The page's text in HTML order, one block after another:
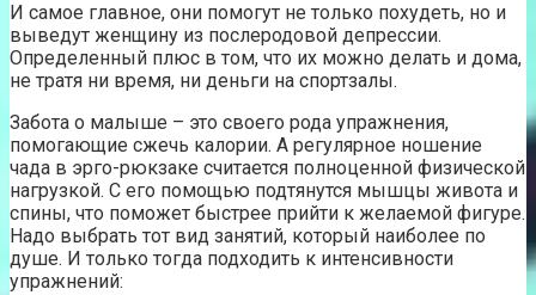
И самое главное, они помогут не только похудеть, но и
выведут женщину из послеродовой депрессии.
Определенный плюс в том, что их можно делать и дома,
не тратя ни время, ни деньги на спортзалы.
Забота о малыше – это своего рода упражнения,
помогающие сжечь калории. А регулярное ношение
чада в эрго-рюкзаке считается полноценной физической
нагрузкой. С его помощью подтянутся мышцы живота и
спины, что поможет быстрее прийти к желаемой фигуре.
Надо выбрать тот вид занятий, который наиболее по
душе. И только тогда подходить к интенсивности
упражнений: